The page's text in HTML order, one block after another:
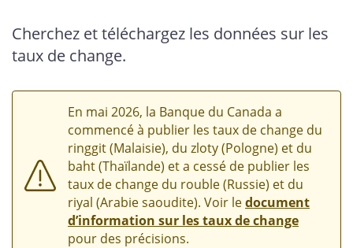
Cherchez et téléchargez les données sur les
taux de change.
En mai 2026, la Banque du Canada a
commencé à publier les taux de change du
ringgit (Malaisie), du zloty (Pologne) et du
baht (Thaïlande) et a cessé de publier les
taux de change du rouble (Russie) et du
riyal (Arabie saoudite). Voir ledocument
d’information sur les taux de change
pour des précisions.